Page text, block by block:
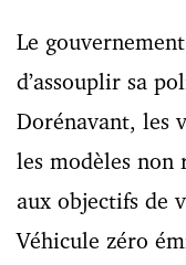
Le
d’assouplir sa
Dorénavant, les
les modèles non
aux objectifs de
Véhicule zéro